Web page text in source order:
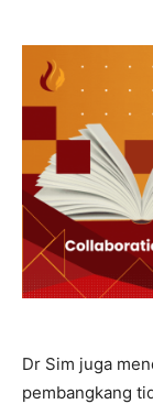
Dr Sim juga
pembangkang